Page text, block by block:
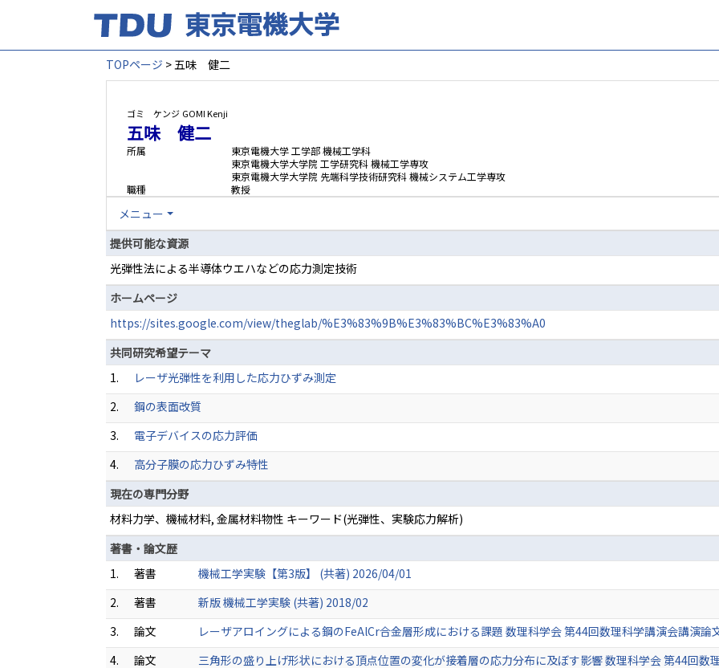
TOPページ > 五味 健二
ゴミ ケンジ GOMI Kenji
五味 健二
所属
東京電機大学 工学部 機械工学科
東京電機大学大学院 工学研究科 機械工学専攻
東京電機大学大学院 先端科学技術研究科 機械システム工学専攻
職種
教授
メニュー
提供可能な資源
光弾性法による半導体ウエハなどの応力測定技術
ホームページ
https://sites.google.com/view/theglab/%E3%83%9B%E3%83%BC%E3%83%A0
共同研究希望テーマ
1.
レーザ光弾性を利用した応力ひずみ測定
2.
鋼の表面改質
3.
電子デバイスの応力評価
4.
高分子膜の応力ひずみ特性
現在の専門分野
材料力学、機械材料, 金属材料物性 キーワード(光弾性、実験応力解析)
著書・論文歴
1.
著書
機械工学実験【第3版】 (共著) 2026/04/01
2.
著書
新版 機械工学実験 (共著) 2018/02
3.
論文
レーザアロイングによる鋼のFeAlCr合金層形成における課題 数理科学会 第44回数理科学講演会講演論
4.
論文
三角形の盛り上げ形状における頂点位置の変化が接着層の応力分布に及ぼす影響 数理科学会 第44回